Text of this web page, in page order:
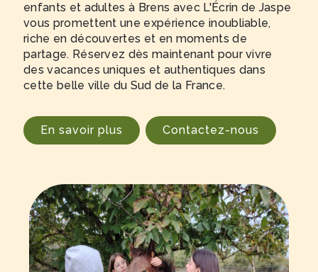
enfants et adultes à Brens avec L'Écrin de Jaspe
vous promettent une expérience inoubliable,
riche en découvertes et en moments de
partage. Réservez dès maintenant pour vivre
des vacances uniques et authentiques dans
cette belle ville du Sud de la France.
En savoir plus Contactez-nous